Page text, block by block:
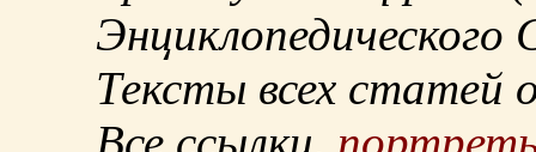
Энциклопедического
Тексты всех статей